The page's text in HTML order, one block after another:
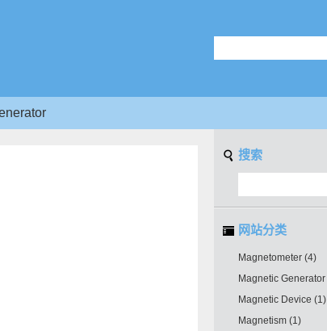
搜索
网站分类
Magnetometer (4)
Magnetic Generator
Magnetic Device (1)
Magnetism (1)